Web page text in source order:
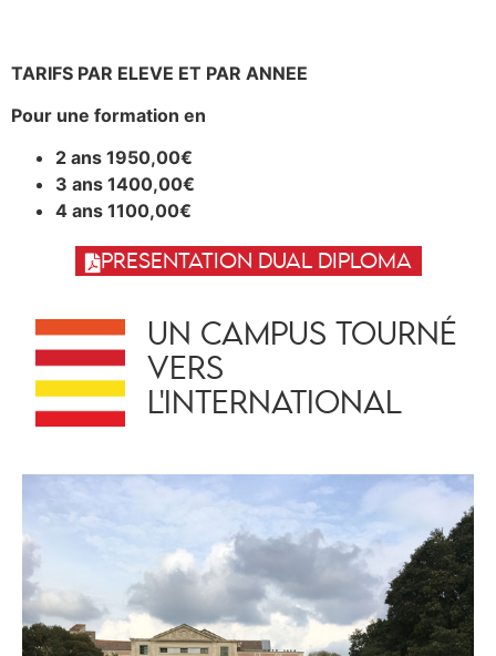
TARIFS PAR ELEVE ET PAR ANNEE
Pour une formation en
2 ans 1950,00€
3 ans 1400,00€
4 ans 1100,00€
PRESENTATION DUAL DIPLOMA
UN CAMPUS TOURNÉ
VERS
L'INTERNATIONAL